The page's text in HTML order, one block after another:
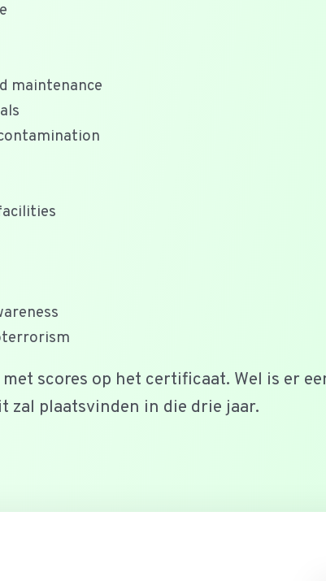
maintenance
scores op het certificaat. Wel is er
zal plaatsvinden in die drie jaar.